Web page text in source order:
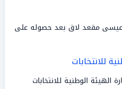
مقعد لاق بعد حصوله على
للانتخابات
الهيئة الوطنية للانتخابات